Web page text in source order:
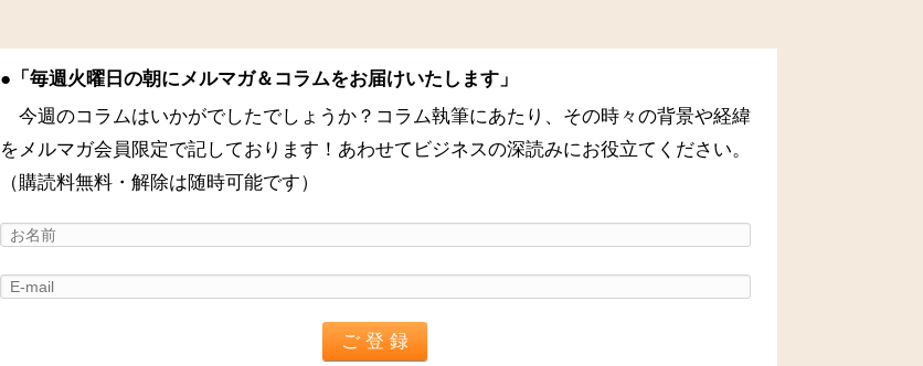
●「毎週火曜日の朝にメルマガ＆コラムをお届けいたします」
今週のコラムはいかがでしたでしょうか？コラム執筆にあたり、その時々の背景や経緯
をメルマガ会員限定で記しております！あわせてビジネスの深読みにお役立てください。
（購読料無料・解除は随時可能です）